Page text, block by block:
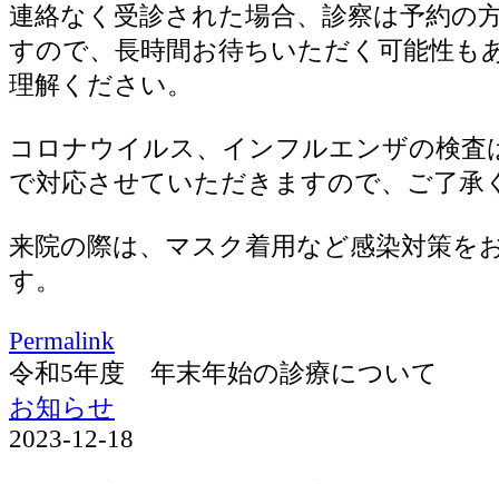
連絡なく受診された場合、診察は予約の
すので、長時間お待ちいただく可能性も
理解ください。
コロナウイルス、インフルエンザの検査
で対応させていただきますので、ご了承
来院の際は、マスク着用など感染対策を
す。
Permalink
令和5年度 年末年始の診療について
お知らせ
2023-12-18